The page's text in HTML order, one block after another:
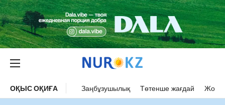
ОҚЫС ОҚИҒА Заңбұзушылық Төтенше жағдай Жол